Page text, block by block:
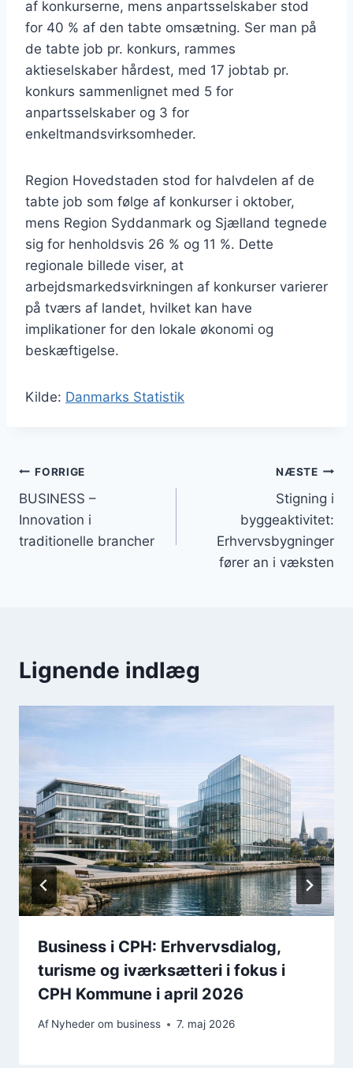
af konkurserne, mens anpartsselskaber stod
for 40 % af den tabte omsætning. Ser man på
de tabte job pr. konkurs, rammes
aktieselskaber hårdest, med 17 jobtab pr.
konkurs sammenlignet med 5 for
anpartsselskaber og 3 for
enkeltmandsvirksomheder.
Region Hovedstaden stod for halvdelen af de
tabte job som følge af konkurser i oktober,
mens Region Syddanmark og Sjælland tegnede
sig for henholdsvis 26 % og 11 %. Dette
regionale billede viser, at
arbejdsmarkedsvirkningen af konkurser varierer
på tværs af landet, hvilket kan have
implikationer for den lokale økonomi og
beskæftigelse.
Kilde: Danmarks Statistik
Indlægsnavigation
FORRIGE
BUSINESS –
Innovation i
traditionelle brancher
NÆSTE
Stigning i
byggeaktivitet:
Erhvervsbygninger
fører an i væksten
Lignende indlæg
Business i CPH: Erhvervsdialog,
turisme og iværksætteri i fokus i
CPH Kommune i april 2026
Af Nyheder om business 7. maj 2026